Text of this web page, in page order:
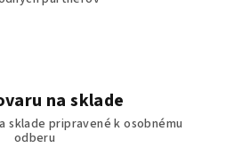
na sklade
sklade pripravené k osobnému
odberu